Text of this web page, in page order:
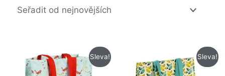
Sleva!
Původní
cena
byla:
Aktuální
cena
je:
Sleva!
cena
byla:
Aktuální
cena
je: